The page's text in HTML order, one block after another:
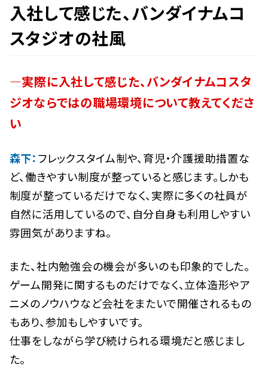
入社して感じた、バンダイナムコ
スタジオの社風
―実際に入社して感じた、バンダイナムコスタ
ジオならではの職場環境について教えてくださ
い
森下：フレックスタイム制や、育児・介護援助措置な
ど、働きやすい制度が整っていると感じます。しかも
制度が整っているだけでなく、実際に多くの社員が
自然に活用しているので、自分自身も利用しやすい
雰囲気がありますね。
また、社内勉強会の機会が多いのも印象的でした。
ゲーム開発に関するものだけでなく、立体造形やア
ニメのノウハウなど会社をまたいで開催されるもの
もあり、参加もしやすいです。
仕事をしながら学び続けられる環境だと感じまし
た。